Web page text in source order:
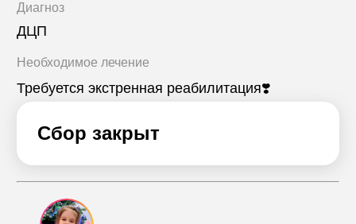
Диагноз
ДЦП
Необходимое лечение
Требуется экстренная реабилитация❣️
Сбор закрыт